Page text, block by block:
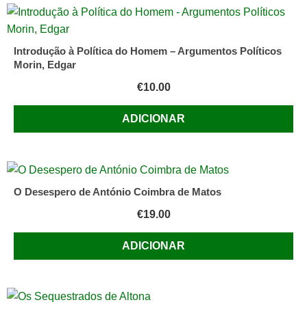
Antoniaci
Tuzzo
Introdução à Política do Homem – Argumentos Políticos
Morin, Edgar
€10.00
ADICIONAR
O Desespero de António Coimbra de Matos
€19.00
ADICIONAR